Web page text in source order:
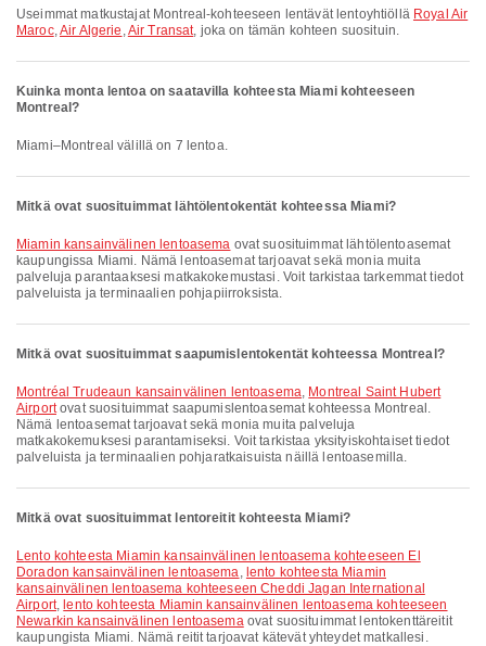
Useimmat matkustajat Montreal-kohteeseen lentävät lentoyhtiöllä Royal Air
Maroc,Air Algerie ,Air Transat, joka on tämän kohteen suosituin.
Kuinka monta lentoa on saatavilla kohteesta Miami kohteeseen
Montreal?
Miami–Montreal välillä on 7 lentoa.
Mitkä ovat suosituimmat lähtölentokentät kohteessa Miami?
Miamin kansainvälinen lentoasema ovat suosituimmat lähtölentoasemat
kaupungissa Miami. Nämä lentoasemat tarjoavat sekä monia muita
palveluja parantaaksesi matkakokemustasi. Voit tarkistaa tarkemmat tiedot
palveluista ja terminaalien pohjapiirroksista.
Mitkä ovat suosituimmat saapumislentokentät kohteessa Montreal?
Montréal Trudeaun kansainvälinen lentoasema, Montreal Saint Hubert
Airportovat suosituimmat saapumislentoasemat kohteessa Montreal.
Nämä lentoasemat tarjoavat sekä monia muita palveluja
matkakokemuksesi parantamiseksi. Voit tarkistaa yksityiskohtaiset tiedot
palveluista ja terminaalien pohjaratkaisuista näillä lentoasemilla.
Mitkä ovat suosituimmat lentoreitit kohteesta Miami?
lento kohteesta Miamin kansainvälinen lentoasema kohteeseen El
Doradon kansainvälinen lentoasema, lento kohteesta Miamin
kansainvälinen lentoasema kohteeseen Cheddi Jagan International
Airport, lento kohteesta Miamin kansainvälinen lentoasema kohteeseen
Newarkin kansainvälinen lentoasemaovat suosituimmat lentokenttäreitit
kaupungista Miami. Nämä reitit tarjoavat kätevät yhteydet matkallesi.